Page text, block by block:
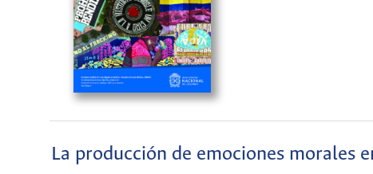
La producción de emociones morales